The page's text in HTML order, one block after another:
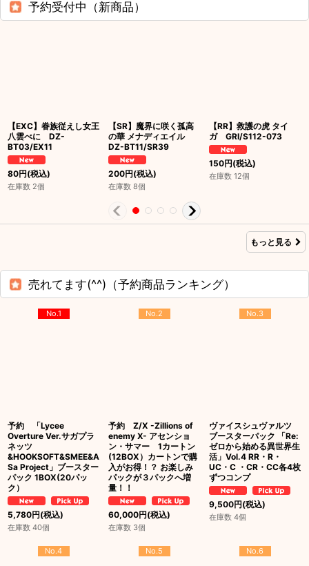
予約受付中（新商品）
【EXC】眷族従えし女王
八雲べに DZ-
BT03/EX11
80円(税込)
在庫数 2個
【SR】魔界に咲く孤高
の華 メナディエイル
DZ-BT11/SR39
200円(税込)
在庫数 8個
【RR】救護の虎 タイ
ガ GRI/S112-073
150円(税込)
在庫数 12個
もっと見る
売れてます(^^)（予約商品ランキング）
No.1
予約 「Lycee
Overture Ver.サガプラ
ネッツ
&HOOKSOFT&SMEE&A
Sa Project」ブースター
パック 1BOX(20パッ
ク）
5,780円(税込)
在庫数 40個
No.2
予約 Z/X -Zillions of
enemy X- アセンショ
ン・サマー 1カートン
(12BOX）カートンで購
入がお得！？ お楽しみ
パックが３パックへ増
量！！
60,000円(税込)
在庫数 3個
No.3
ヴァイスシュヴァルツ
ブースターパック 「Re:
ゼロから始める異世界生
活」Vol.4 RR・R・
UC・C ・CR・CC各4枚
ずつコンプ
9,500円(税込)
在庫数 4個
No.4 No.5 No.6